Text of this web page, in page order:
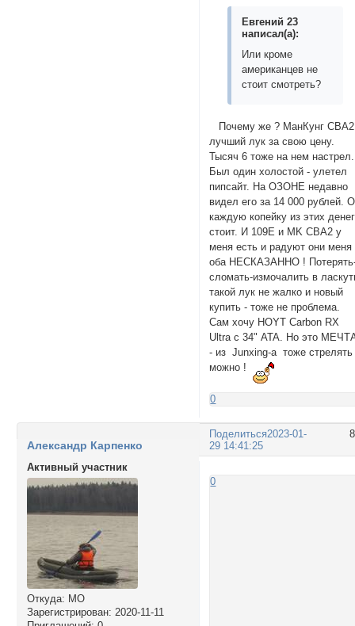
Евгений 23
написал(а):
Или кроме
американцев не
стоит смотреть?
Почему же ? МанКунг
лучший лук за свою цену.
Тысяч 6 тоже на нем настрел.
Был один холостой - улетел
пипсайт. На ОЗОНЕ недавно
видел его за 14 000 рублей.
каждую копейку из этих денег
стоит. И 109Е и MK CBA2 у
меня есть и радуют они меня
оба НЕСКАЗАННО !
сломать-измочалить в
такой лук не жалко и новый
купить - тоже не проблема.
Сам хочу HOYT Carbon RX
Ultra с 34" ATA. Но это
- из Junxing-а тоже стрелять
можно !
0
Поделиться2023-01-
29 14:41:25
Александр Карпенко
Активный участник
Откуда: МО
Зарегистрирован: 2020-11-11
0